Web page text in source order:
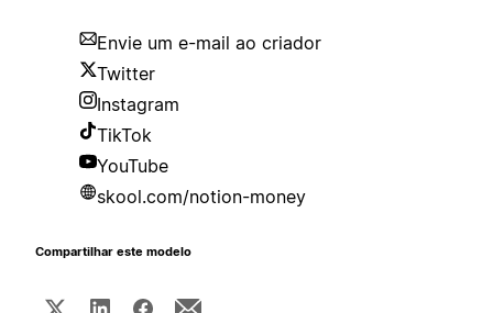
Envie um e-mail ao criador
Twitter
Instagram
TikTok
YouTube
skool.com/notion-money
Compartilhar este modelo